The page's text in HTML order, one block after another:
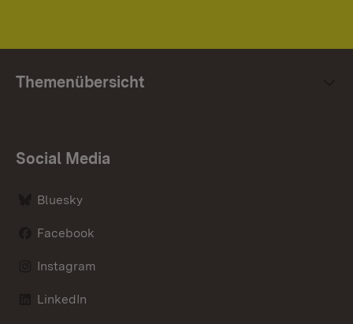
Themenübersicht
Social Media
Bluesky
Facebook
Instagram
LinkedIn